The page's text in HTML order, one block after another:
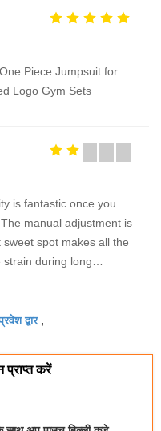
Piece Jumpsuit for
Logo Gym Sets
is fantastic once you
manual adjustment is
spot makes all the
during long
IPD correctly. The
and finding that
difference. No more eye
Highly recommend
you dial in the IPD
द्वार,
प्राप्त करें